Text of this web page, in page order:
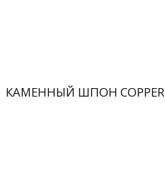
КАМЕННЫЙ ШПОН COPPER